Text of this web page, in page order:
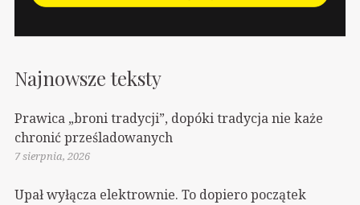
Najnowsze teksty
Prawica „broni tradycji”, dopóki tradycja nie każe
chronić prześladowanych
7 sierpnia, 2026
Upał wyłącza elektrownie. To dopiero początek